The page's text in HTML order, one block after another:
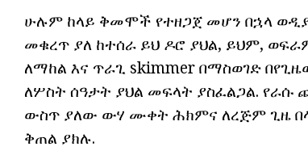
ሁሉም ከላይ ቅመሞች የተዘጋጀ መሆን በኋላ
መቁረጥ ያለ ከተሰራ ይህ ዶሮ ያህል, ይህም,
ለማከል እና ጥራጊ skimmer በማስወገድ
ለሦስት ሰዓታት ያህል መፍላት ያስፈልጋል. የራሱ
ውስጥ ያለው ውሃ ሙቀት ሕክምና ለረጅም ጊዜ
ቅጠል ያክሉ.